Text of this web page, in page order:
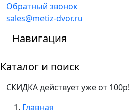
Обратный звонок
sales@metiz-dvor.ru
Навигация
Каталог и поиск
СКИДКА действует уже от 100р!
Главная